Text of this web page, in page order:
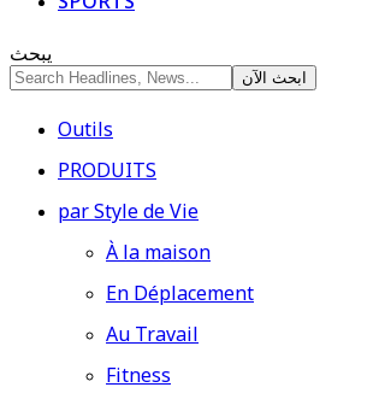
يبحث
Outils
PRODUITS
par Style de Vie
À la maison
En Déplacement
Au Travail
Fitness